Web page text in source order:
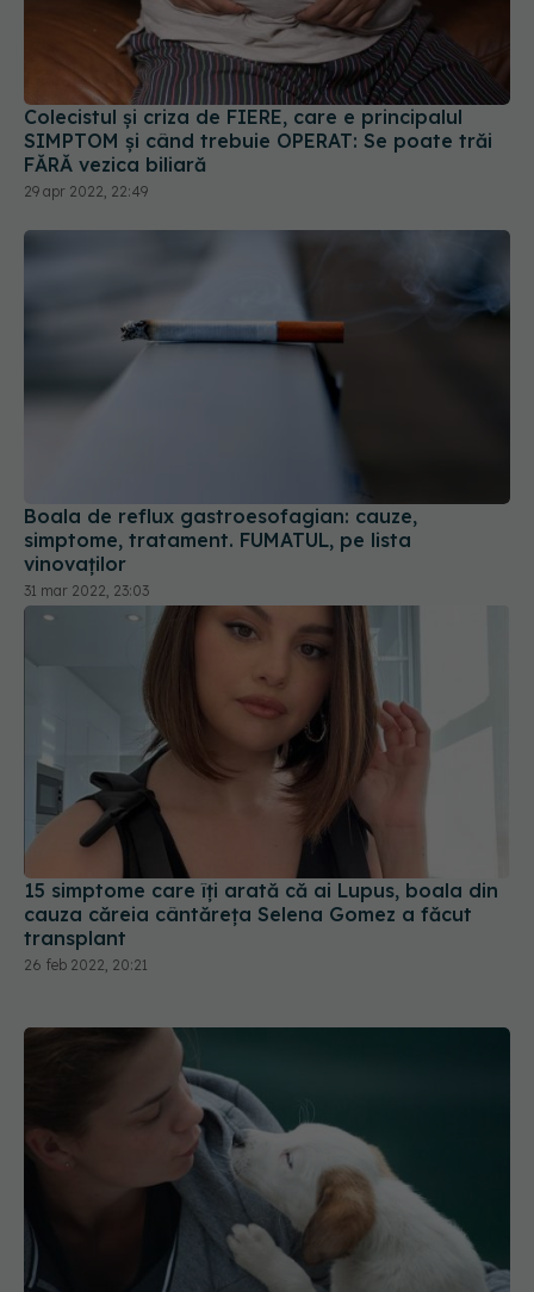
Colecistul și criza de FIERE, care e principalul
SIMPTOM și când trebuie OPERAT: Se poate trăi
FĂRĂ vezica biliară
29 apr 2022, 22:49
Boala de reflux gastroesofagian: cauze,
simptome, tratament. FUMATUL, pe lista
vinovaților
31 mar 2022, 23:03
15 simptome care îți arată că ai Lupus, boala din
cauza căreia cântăreța Selena Gomez a făcut
transplant
26 feb 2022, 20:21